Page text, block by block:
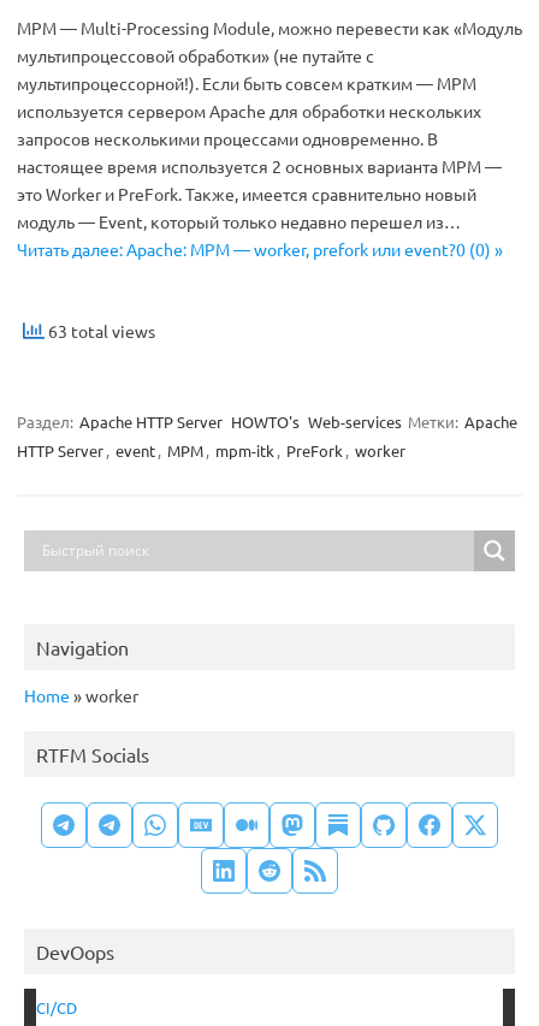
MPM — Multi-Processing Module, можно перевести как «Модуль
мультипроцессовой обработки» (не путайте с
мультипроцессорной!). Если быть совсем кратким — MPM
используется сервером Apache для обработки нескольких
запросов несколькими процессами одновременно. В
настоящее время используется 2 основных варианта MPM —
это Worker и PreFork. Также, имеется сравнительно новый
модуль — Event, который только недавно перешел из…
Читать далее: Apache: MPM — worker, prefork или event?0 (0) »
63 total views
Раздел: Apache HTTP Server HOWTO's Web-services Метки: Apache
HTTP Server, event, MPM, mpm-itk , PreFork , worker
Navigation
Home »worker
RTFM Socials
DevOops
CI/CD